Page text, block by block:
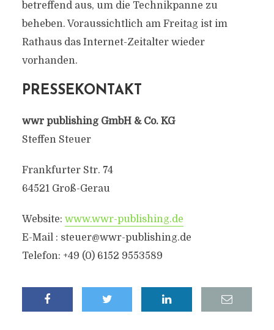
betreffend aus, um die Technikpanne zu
beheben. Voraussichtlich am Freitag ist im
Rathaus das Internet-Zeitalter wieder
vorhanden.
PRESSEKONTAKT
wwr publishing GmbH & Co. KG
Steffen Steuer
Frankfurter Str. 74
64521 Groß-Gerau
Website: www.wwr-publishing.de
E-Mail : steuer@wwr-publishing.de
Telefon: +49 (0) 6152 9553589